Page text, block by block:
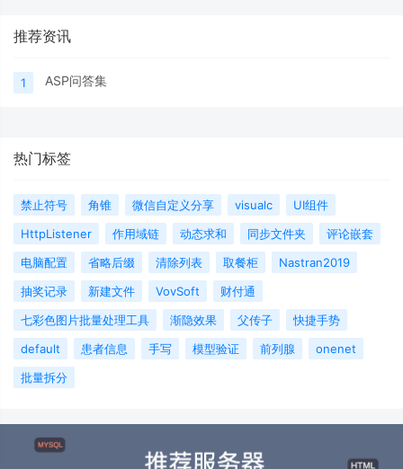
推荐资讯
1 ASP问答集
热门标签
禁止符号 角锥 微信自定义分享 visualc
UI组件
HttpListener
作用域链 动态求和 同步文件夹
评论嵌套
电脑配置
省略后缀 清除列表 取餐柜
Nastran2019
抽奖记录
新建文件 VovSoft
财付通
七彩色图片批量处理工具
渐隐效果 父传子
快捷手势
default
患者信息 手写 模型验证 前列腺
onenet
批量拆分